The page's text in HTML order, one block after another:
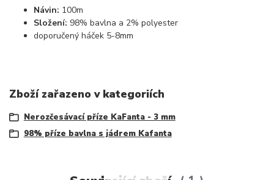
Návin: 100m
Složení: 98% bavlna a 2% polyester
doporučený háček 5-8mm
Zboží zařazeno v kategoriích
Nerozčesávací příze KaFanta - 3 mm
98% příze bavlna s jádrem Kafanta